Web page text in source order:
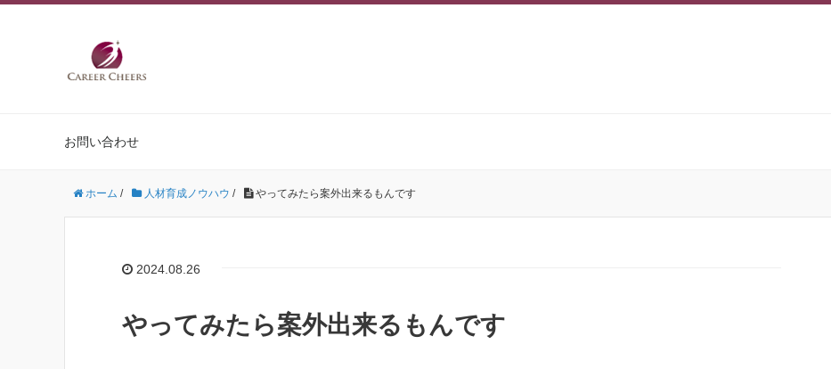
お問い合わせ
ホーム / 人材育成ノウハウ / やってみたら案外出来るもんです
2024.08.26
やってみたら案外出来るもんです